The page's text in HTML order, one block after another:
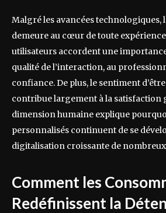
Malgré les avancées technologiques,
demeure au cœur de toute
utilisateurs accordent une
qualité de l’interaction, au
confiance. De plus, le sentiment
contribue largement à la satisfaction
dimension humaine explique
personnalisés continuent de se
digitalisation croissante de
Comment les
Redéfinissent la